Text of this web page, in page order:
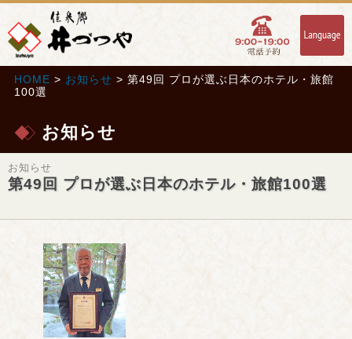
HOME > お知らせ > 第49回 プロが選ぶ日本のホテル・旅館
100選
お知らせ
お知らせ
第49回 プロが選ぶ日本のホテル・旅館100選